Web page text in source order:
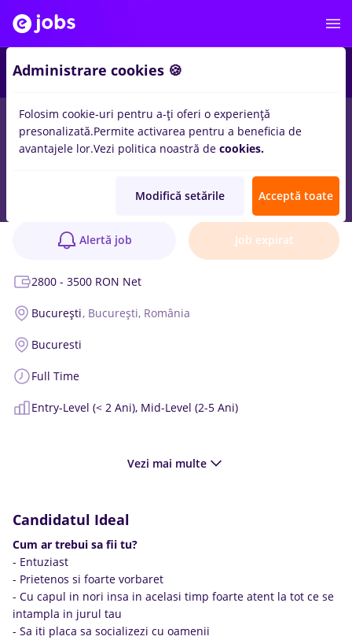
Anunț verificat
Alertă job Job expirat
2800 - 3500 RON Net
București, București, România
Bucuresti
Full Time
Entry-Level (< 2 Ani), Mid-Level (2-5 Ani)
Vezi mai multe
Candidatul Ideal
Cum ar trebui sa fii tu?
- Entuziast
- Prietenos si foarte vorbaret
- Cu capul in nori insa in acelasi timp foarte atent la tot ce se
intampla in jurul tau
- Sa iti placa sa socializezi cu oamenii
Administrare cookies 🍪
Folosim cookie-uri pentru a-ți oferi o experiență
presonalizată.Permite activarea pentru a beneficia de
avantajele lor.Vezi politica noastră de cookies.
Modifică setările Acceptă toate